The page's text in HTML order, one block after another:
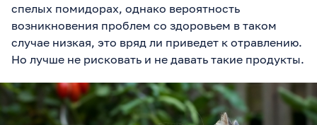
спелых помидорах, однако вероятность
возникновения проблем со здоровьем в таком
случае низкая, это вряд ли приведет к отравлению.
Но лучше не рисковать и не давать такие продукты.